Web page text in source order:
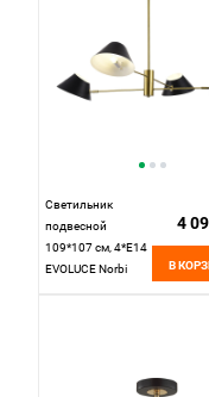
Светильник
подвесной
109*107 см, 4*E14
EVOLUCE Norbi
4
В